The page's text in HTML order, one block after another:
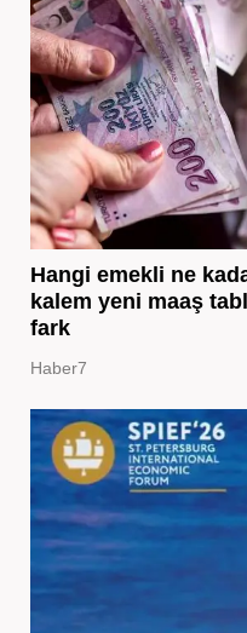
Hangi emekli ne
kalem yeni maaş
fark
Haber7